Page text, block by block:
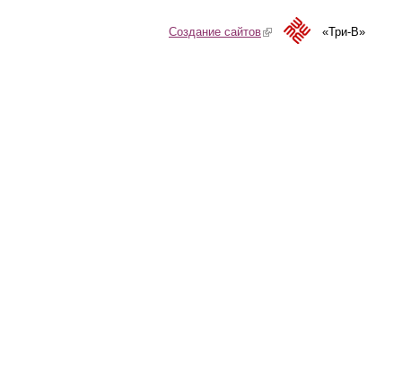
Создание сайтов(link is external)«Три-В»